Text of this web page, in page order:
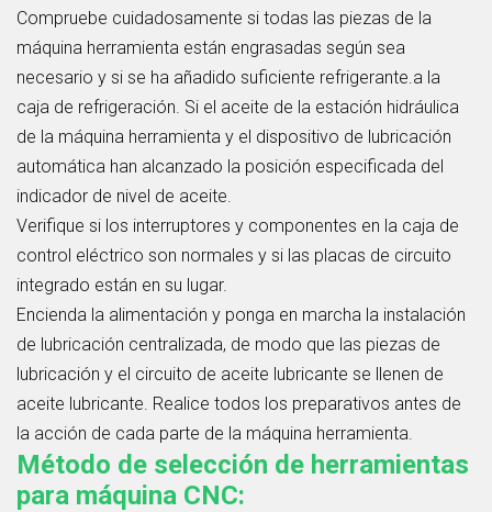
Compruebe cuidadosamente si todas las piezas de la
máquina herramienta están engrasadas según sea
necesario y si se ha añadido suficiente refrigerante.a la
caja de refrigeración. Si el aceite de la estación hidráulica
de la máquina herramienta y el dispositivo de lubricación
automática han alcanzado la posición especificada del
indicador de nivel de aceite.
Verifique si los interruptores y componentes en la caja de
control eléctrico son normales y si las placas de circuito
integrado están en su lugar.
Encienda la alimentación y ponga en marcha la instalación
de lubricación centralizada, de modo que las piezas de
lubricación y el circuito de aceite lubricante se llenen de
aceite lubricante. Realice todos los preparativos antes de
la acción de cada parte de la máquina herramienta.
Método de selección de herramientas
para máquina CNC: